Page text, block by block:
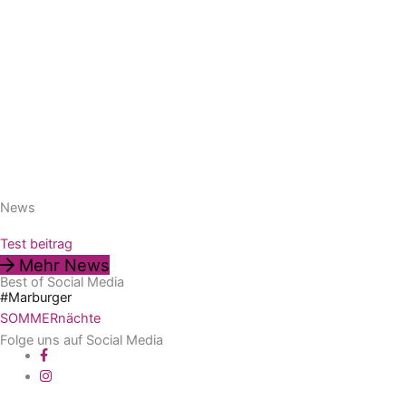
News
Test beitrag
Mehr News
Best of Social Media
#Marburger
SOMMERnächte
Folge uns auf Social Media